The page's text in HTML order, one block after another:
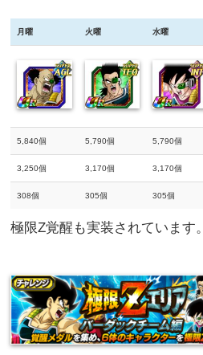
月曜 火曜 水曜
5,840個 5,790個 5,790個
3,250個 3,170個 3,170個
308個 305個 305個
極限Z覚醒も実装されています。